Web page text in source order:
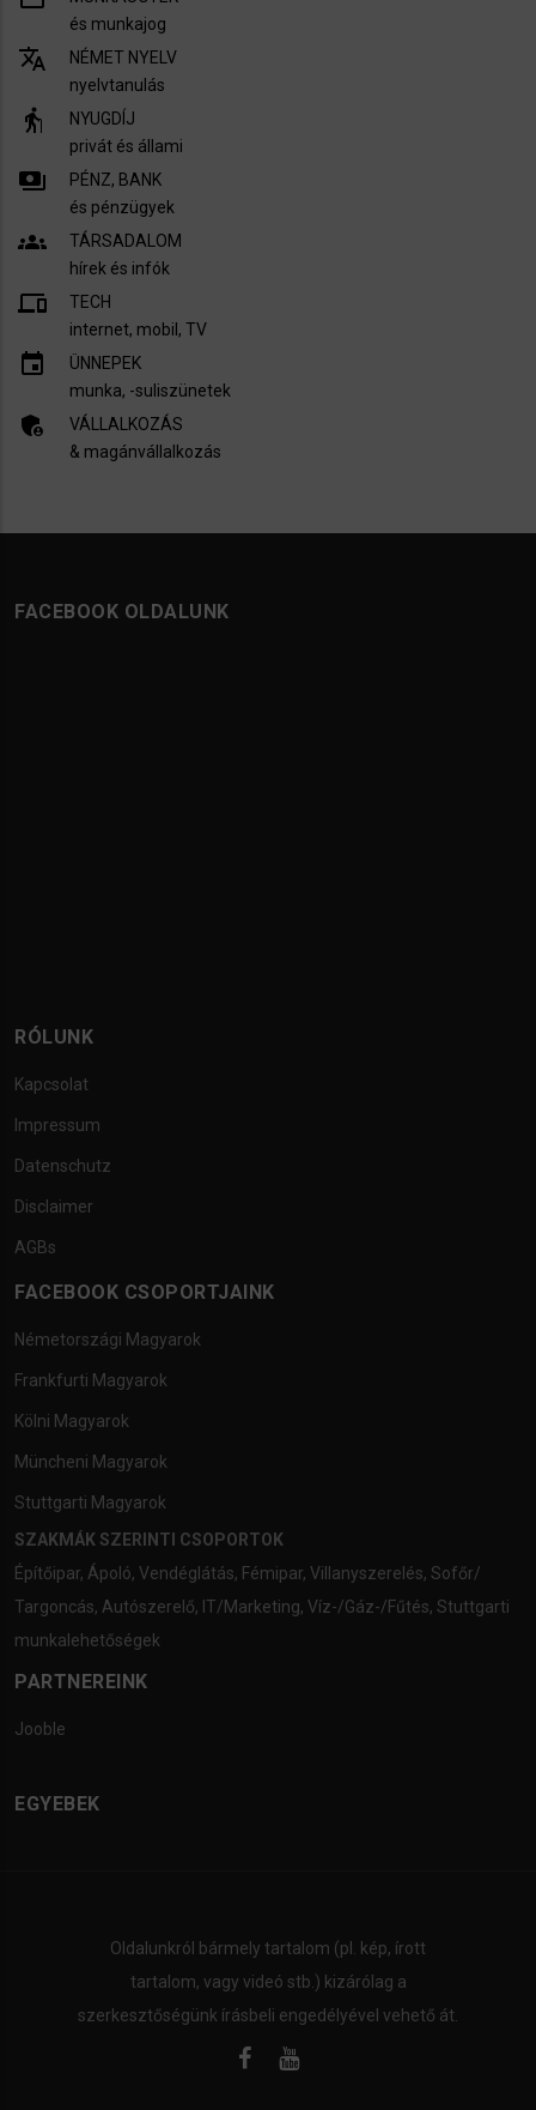
és munkajog
translate
NÉMET NYELV
nyelvtanulás
elderly
NYUGDÍJ
privát és állami
payments
PÉNZ, BANK
és pénzügyek
groups
TÁRSADALOM
hírek és infók
devices
TECH
internet, mobil, TV​
insert_invitation
ÜNNEPEK
munka, -suliszünetek
admin_panel_settings
VÁLLALKOZÁS
& magánvállalkozás
FACEBOOK OLDALUNK
RÓLUNK
Kapcsolat
Impressum
Datenschutz
Disclaimer
AGBs
FACEBOOK CSOPORTJAINK
Németországi Magyarok
Frankfurti Magyarok
Kölni Magyarok
Müncheni Magyarok
Stuttgarti Magyarok
SZAKMÁK SZERINTI CSOPORTOK
Építőipar, Ápoló, Vendéglátás, Fémipar, Villanyszerelés, Sofőr/
Targoncás, Autószerelő, IT/Marketing, Víz-/Gáz-/Fűtés, Stuttgarti
munkalehetőségek
PARTNEREINK
Jooble
EGYEBEK
Oldalunkról bármely tartalom (pl. kép, írott
tartalom, vagy videó stb.) kizárólag a
szerkesztőségünk írásbeli engedélyével vehető át.